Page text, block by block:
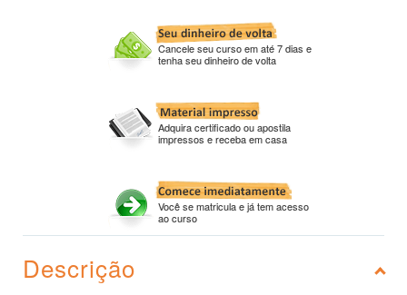
Cancele seu curso em até 7 dias e
tenha seu dinheiro de volta
Adquira certificado ou apostila
impressos e receba em casa
Você se matricula e já tem acesso
ao curso
Descrição